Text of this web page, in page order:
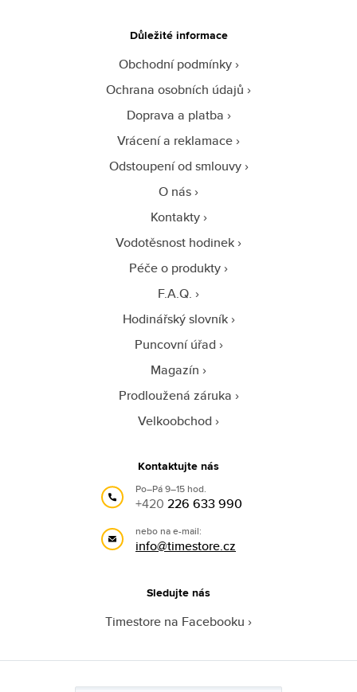
Důležité informace
Obchodní podmínky
Ochrana osobních údajů
Doprava a platba
Vrácení a reklamace
Odstoupení od smlouvy
O nás
Kontakty
Vodotěsnost hodinek
Péče o produkty
F.A.Q.
Hodinářský slovník
Puncovní úřad
Magazín
Prodloužená záruka
Velkoobchod
Kontaktujte nás
Po–Pá 9–15 hod.
+420 226 633 990
nebo na e-mail:
info@timestore.cz
Sledujte nás
Timestore na Facebooku